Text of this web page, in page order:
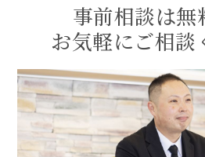
事前相談は無
お気軽にご相談